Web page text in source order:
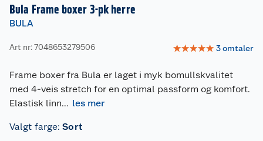
Bula Frame boxer 3-pk herre
BULA
Art nr: 7048653279506 ☆☆☆☆☆ 3omtaler
Frame boxer fra Bula er laget i myk bomullskvalitet
med 4-veis stretch for en optimal passform og komfort.
Elastisk linn... les mer
Valgt farge: Sort